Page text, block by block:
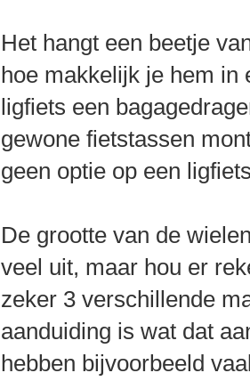
Het hangt een beetje
hoe makkelijk je hem in
ligfiets een
gewone fietstassen
geen optie op een
De grootte van de
veel uit, maar hou er
zeker 3 verschillende
aanduiding is wat dat
hebben bijvoorbeeld